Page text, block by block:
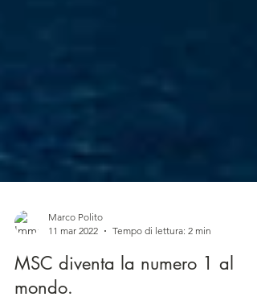
11 mar 2022
Tempo di lettura: 2 min
MSC diventa la numero 1 al